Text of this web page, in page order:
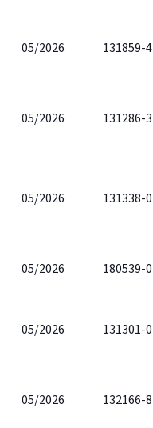
05/2026 131859-4
05/2026 131286-3
05/2026 131338-0
05/2026 180539-0
05/2026 131301-0
05/2026 132166-8